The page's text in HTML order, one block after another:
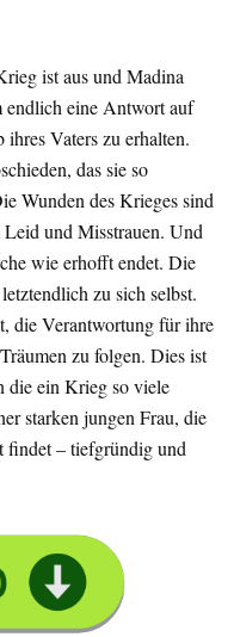
ist aus und Madina
endlich eine Antwort auf
Vaters zu erhalten.
das sie so
Wunden des Krieges sind
und Misstrauen. Und
wie erhofft endet. Die
zu sich selbst.
die Verantwortung für ihre
zu folgen. Dies ist
die ein Krieg so viele
starken jungen Frau, die
findet – tiefgründig und